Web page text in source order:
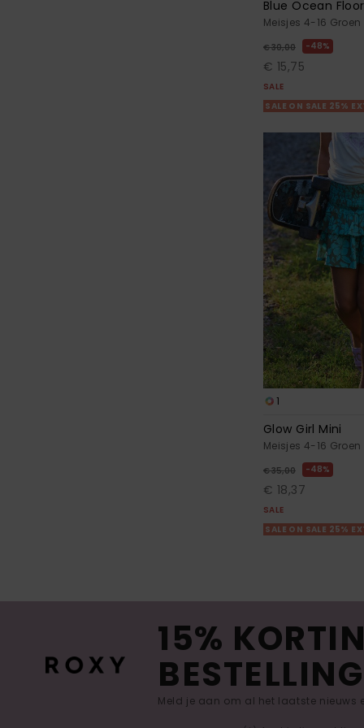
Blue Ocean Floor
Meisjes 4-16
€ 30,00 48%
€ 15,75
SALE
SALE ON SALE 25%
1
Glow Girl Mini
Meisjes 4-16
€ 35,00 48%
€ 18,37
SALE
SALE ON SALE 25%
15%
Meld je aan om al het laatste